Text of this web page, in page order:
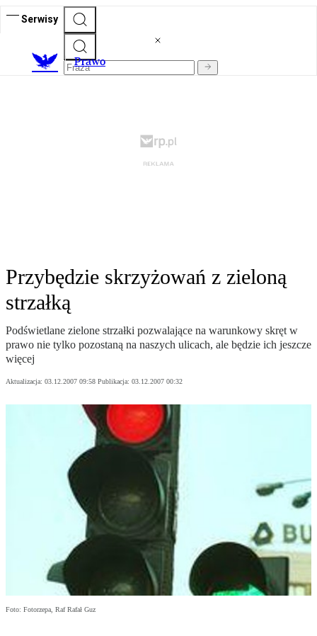
Serwisy
Prawo
Przybędzie skrzyżowań z zieloną
strzałką
Podświetlane zielone strzałki pozwalające na warunkowy skręt w
prawo nie tylko pozostaną na naszych ulicach, ale będzie ich jeszcze
więcej
Aktualizacja: 03.12.2007 09:58 Publikacja: 03.12.2007 00:32
Foto: Fotorzepa, Raf Rafał Guz